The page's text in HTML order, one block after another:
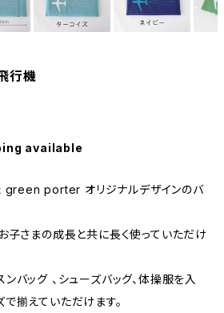
行機
available
green porter オリジナルデザインのバ
子さまの成長と共に長く使っていただけ
バッグ 、シューズバッグ、体操服を入
揃えていただけます。